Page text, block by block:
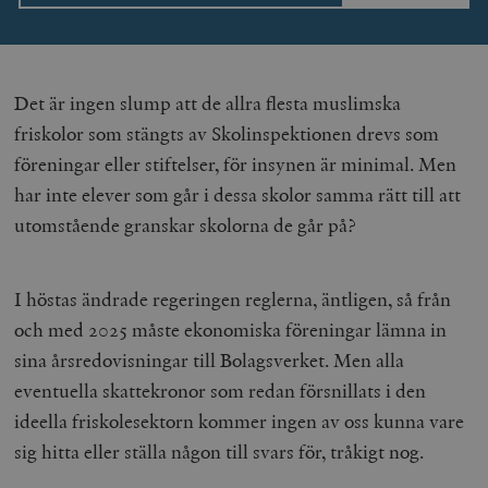
Det är ingen slump att de allra flesta muslimska
friskolor som stängts av Skolinspektionen drevs som
föreningar eller stiftelser, för insynen är minimal. Men
har inte elever som går i dessa skolor samma rätt till att
utomstående granskar skolorna de går på?
I höstas ändrade regeringen reglerna, äntligen, så från
och med 2025 måste ekonomiska föreningar lämna in
sina årsredovisningar till Bolagsverket. Men alla
eventuella skattekronor som redan försnillats i den
ideella friskolesektorn kommer ingen av oss kunna vare
sig hitta eller ställa någon till svars för, tråkigt nog.
woocommerce_items_in_cart
Automattic
wp_woocommerce_session_[abcdef0123456789]
timbro.se
__cf_bm
Inc.
.myfonts.net